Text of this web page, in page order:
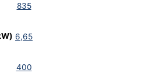
835
6,65
400